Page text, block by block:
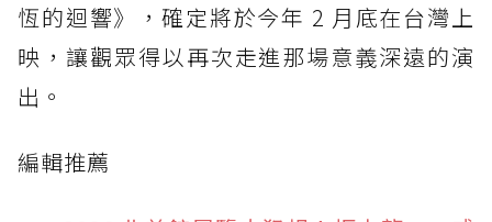
恆的迴響》，確定將於今年 2 月底在台灣上
映，讓觀眾得以再次走進那場意義深遠的演
出。
編輯推薦